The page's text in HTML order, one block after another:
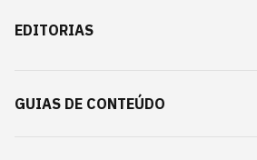
EDITORIAS
GUIAS DE CONTEÚDO